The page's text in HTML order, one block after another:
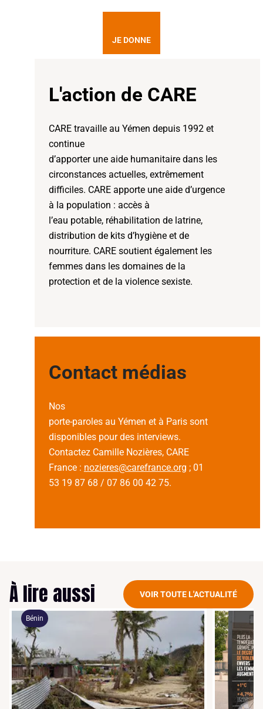
JE DONNE
L'action de CARE
CARE travaille au Yémen depuis 1992 et
continue
d’apporter une aide humanitaire dans les
circonstances actuelles, extrêmement
difficiles. CARE apporte une aide d’urgence
à la population : accès à
l’eau potable, réhabilitation de latrine,
distribution de kits d’hygiène et de
nourriture. CARE soutient également les
femmes dans les domaines de la
protection et de la violence sexiste.
Contact médias
Nos
porte-paroles au Yémen et à Paris sont
disponibles pour des interviews.
Contactez Camille Nozières, CARE
France : nozieres@carefrance.org ; 01
53 19 87 68 / 07 86 00 42 75.
À lire aussi VOIR TOUTE L'ACTUALITÉ
Bénin